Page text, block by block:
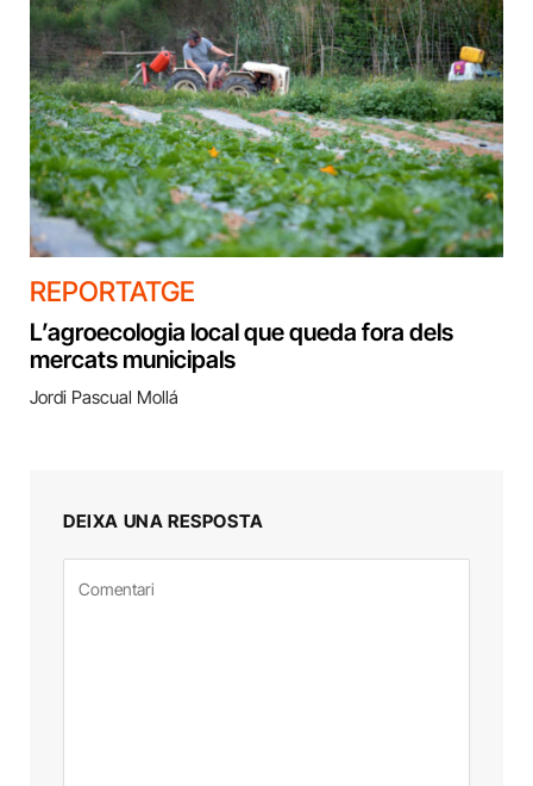
REPORTATGE
L’agroecologia local que queda fora dels
mercats municipals
Jordi Pascual Mollá
DEIXA UNA RESPOSTA